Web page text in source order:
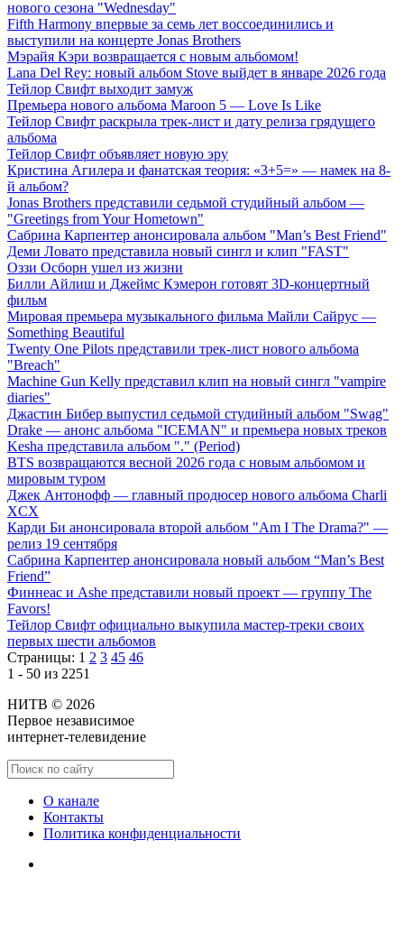
нового сезона "Wednesday"
Fifth Harmony впервые за семь лет воссоединились и
выступили на концерте Jonas Brothers
Мэрайя Кэри возвращается с новым альбомом!
Lana Del Rey: новый альбом Stove выйдет в январе 2026 года
Тейлор Свифт выходит замуж
Премьера нового альбома Maroon 5 — Love Is Like
Тейлор Свифт раскрыла трек-лист и дату релиза грядущего
альбома
Тейлор Свифт объявляет новую эру
Кристина Агилера и фанатская теория: «3+5=» — намек на 8-
й альбом?
Jonas Brothers представили седьмой студийный альбом —
"Greetings from Your Hometown"
Сабрина Карпентер анонсировала альбом "Man’s Best Friend"
Деми Ловато представила новый сингл и клип "FAST"
Оззи Осборн ушел из жизни
Билли Айлиш и Джеймс Кэмерон готовят 3D-концертный
фильм
Мировая премьера музыкального фильма Майли Сайрус —
Something Beautiful
Twenty One Pilots представили трек-лист нового альбома
"Breach"
Machine Gun Kelly представил клип на новый сингл "vampire
diaries"
Джастин Бибер выпустил седьмой студийный альбом "Swag"
Drake — анонс альбома "ICEMAN" и премьера новых треков
Kesha представила альбом "." (Period)
BTS возвращаются весной 2026 года с новым альбомом и
мировым туром
Джек Антонофф — главный продюсер нового альбома Charli
XCX
Карди Би анонсировала второй альбом "Am I The Drama?" —
релиз 19 сентября
Сабрина Карпентер анонсировала новый альбом “Man’s Best
Friend”
Финнеас и Ashe представили новый проект — группу The
Favors!
Тейлор Свифт официально выкупила мастер-треки своих
первых шести альбомов
Страницы: 1 2 3 45 46
1 - 50 из 2251
НИТВ © 2026
Первое независимое
интернет-телевидение
О канале
Контакты
Политика конфиденциальности